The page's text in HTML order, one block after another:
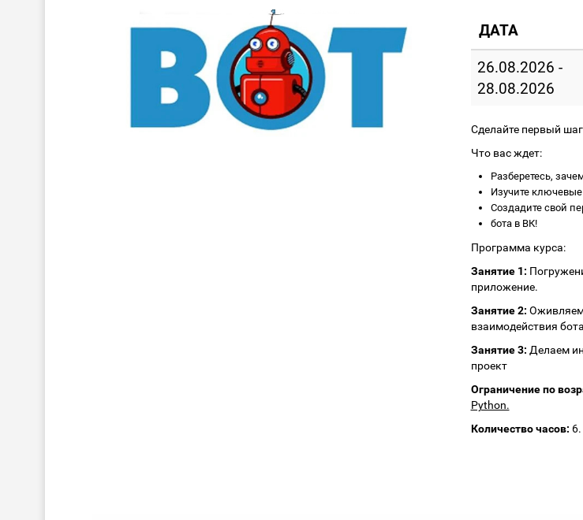
ДАТА
26.08.2026 -
28.08.2026
Сделайте первый
Что вас ждет:
Разберетесь,
Изучите
Создадите свой
бота в ВК!
Программа курса:
Занятие 1:
приложение.
Занятие 2:
взаимодействия
Занятие 3: Делаем
проект
Ограничение по
Python.
Количество часов: 6.